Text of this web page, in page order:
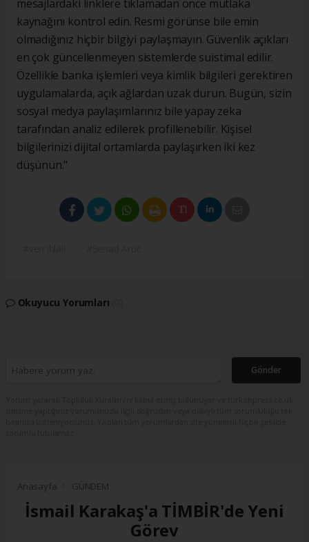
mesajlardaki linklere tıklamadan önce mutlaka
kaynağını kontrol edin. Resmi görünse bile emin
olmadığınız hiçbir bilgiyi paylaşmayın. Güvenlik açıkları
en çok güncellenmeyen sistemlerde suistimal edilir.
Özellikle banka işlemleri veya kimlik bilgileri gerektiren
uygulamalarda, açık ağlardan uzak durun. Bugün, sizin
sosyal medya paylaşımlarınız bile yapay zeka
tarafından analiz edilerek profillenebilir. Kişisel
bilgilerinizi dijital ortamlarda paylaşırken iki kez
düşünün."
Okuyucu Yorumları
Gönder
Anasayfa GÜNDEM
İsmail Karakaş'a TİMBİR'de Yeni
Görev